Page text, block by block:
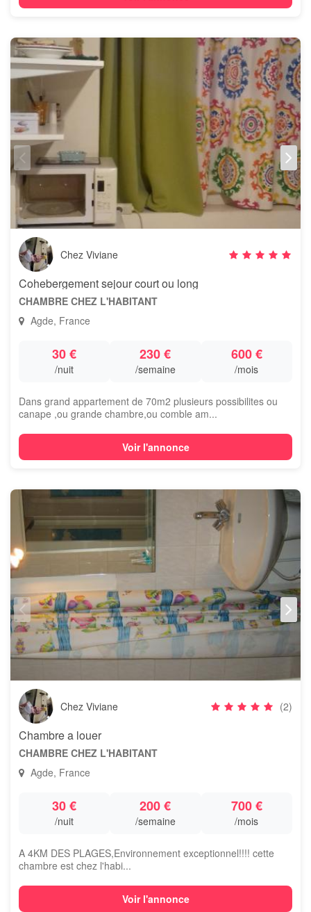
Chez Viviane
Cohebergement sejour court ou long
CHAMBRE CHEZ L'HABITANT
Agde, France
30 €
/nuit
230 €
/semaine
600 €
/mois
Dans grand appartement de 70m2 plusieurs possibilites ou
canape ,ou grande chambre,ou comble am...
Voir l'annonce
Chez Viviane (2)
Chambre a louer
CHAMBRE CHEZ L'HABITANT
Agde, France
30 €
/nuit
200 €
/semaine
700 €
/mois
A 4KM DES PLAGES,Environnement exceptionnel!!!! cette
chambre est chez l'habi...
Voir l'annonce